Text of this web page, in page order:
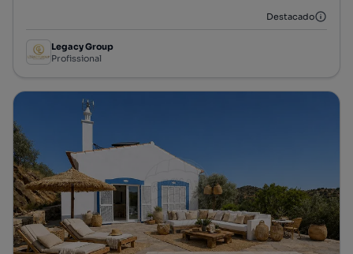
Destacado
Legacy Group
Profissional